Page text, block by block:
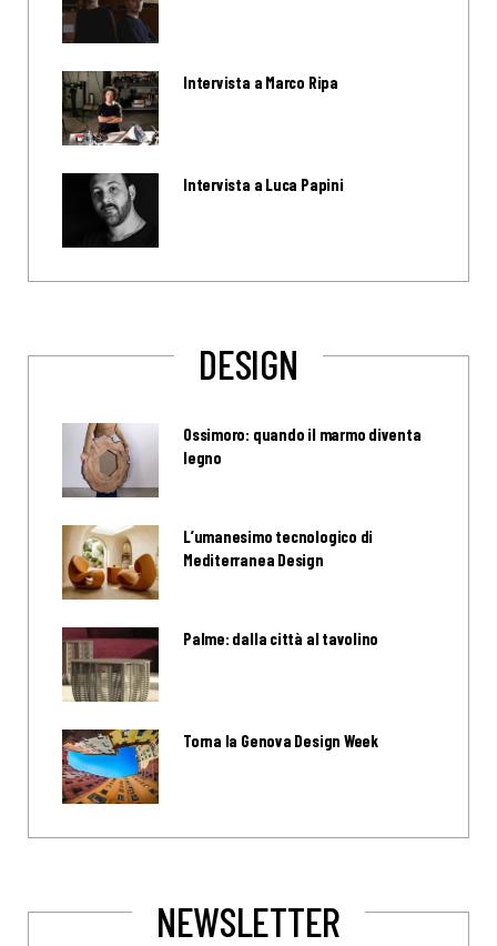
Intervista a Marco Ripa
Intervista a Luca Papini
DESIGN
Ossimoro: quando il marmo diventa
legno
L’umanesimo tecnologico di
Mediterranea Design
Palme: dalla città al tavolino
Torna la Genova Design Week
NEWSLETTER